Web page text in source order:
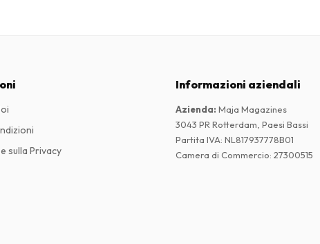
sulla Privacy
Informazioni aziendali
Azienda: Maja Magazines
3043 PR Rotterdam, Paesi Bassi
Partita IVA: NL817937778B01
Camera di Commercio: 27300515